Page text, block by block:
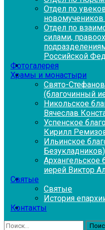
Отдел по
Отдел по
силами,
Российской
Фотогалерея
Храмы и монастыри
Свято-
(благочинный
Никольское
Вячеслав
Успенское
Кирилл
Ильинское
Безукладников)
Архангельское
иерей Виктор
Святые
Святые
История
Контакты
Найти: